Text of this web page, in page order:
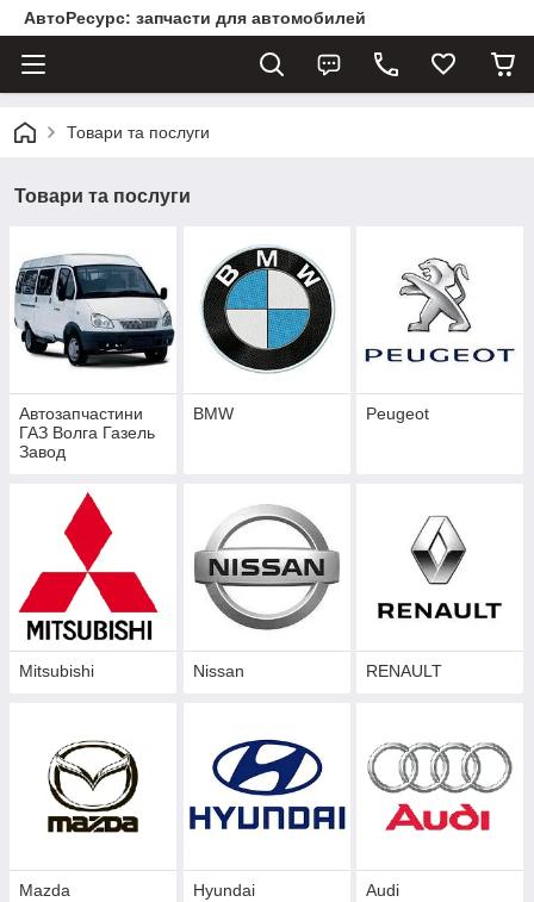
АвтоРесурс: запчасти для автомобилей
Товари та послуги
Товари та послуги
Автозапчастини
ГАЗ Волга Газель
Завод
BMW Peugeot
Mitsubishi Nissan RENAULT
Mazda Hyundai Audi